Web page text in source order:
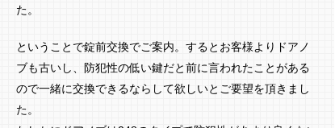
た。
ということで錠前交換でご案内。するとお客様よりドアノ
ブも古いし、防犯性の低い鍵だと前に言われたことがある
ので一緒に交換できるならして欲しいとご要望を頂きまし
た。